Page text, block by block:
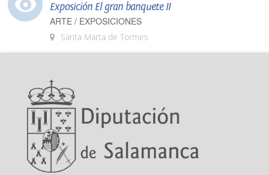
Exposición El gran banquete II
ARTE / EXPOSICIONES
Santa Marta de Tormes